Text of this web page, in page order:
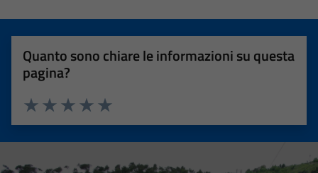
Quanto sono chiare le informazioni su questa
pagina?
Valuta 5 stelle su 5
Valuta 4 stelle su 5
Valuta 3 stelle su 5
Valuta 2 stelle su 5
Valuta 1 stelle su 5